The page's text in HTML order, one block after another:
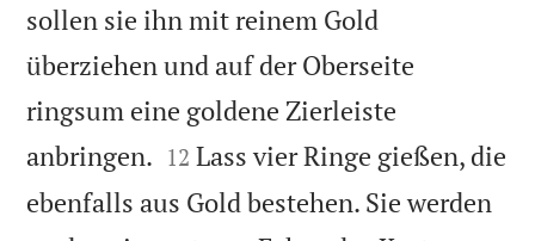
sollen sie ihn mit reinem Gold
überziehen und auf der Oberseite
ringsum eine goldene Zierleiste
anbringen. 

12 Lass vier Ringe gießen, die
ebenfalls aus Gold bestehen. Sie werden